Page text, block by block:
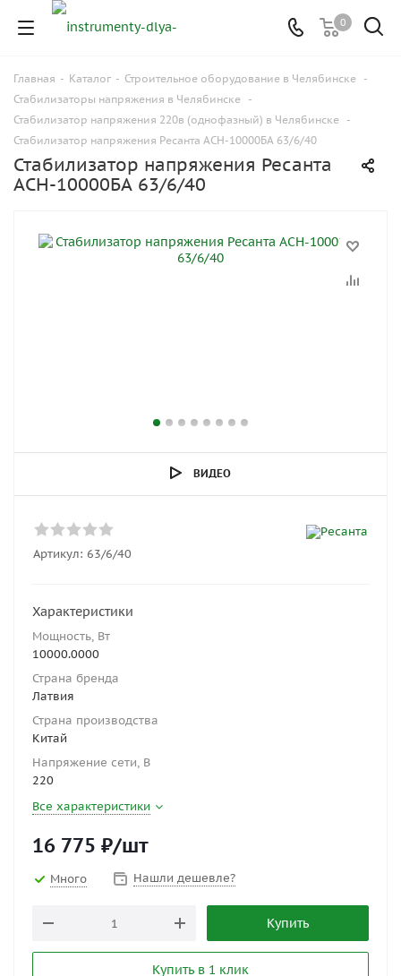
0
Главная - Каталог - Строительное оборудование в Челябинске -
Стабилизаторы напряжения в Челябинске -
Стабилизатор напряжения 220в (однофазный) в Челябинске -
Стабилизатор напряжения Ресанта АСН-10000БА 63/6/40
Стабилизатор напряжения Ресанта
АСН-10000БА 63/6/40
ВИДЕО
Артикул: 63/6/40
Характеристики
Мощность, Вт
10000.0000
Страна бренда
Латвия
Страна производства
Китай
Напряжение сети, В
220
Все характеристики
16 775 ₽/шт
Много Нашли дешевле?
Купить
Купить в 1 клик